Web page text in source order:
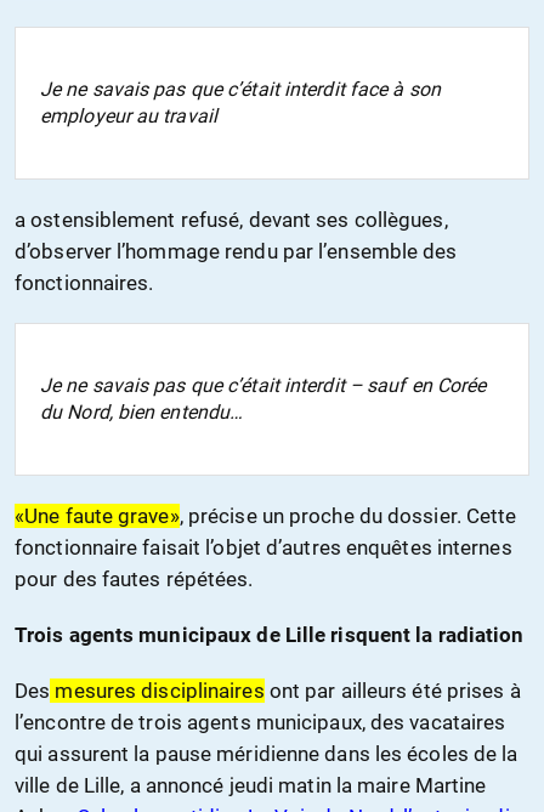
Je ne savais pas que c’était interdit face à son
employeur au travail
a ostensiblement refusé, devant ses collègues,
d’observer l’hommage rendu par l’ensemble des
fonctionnaires.
Je ne savais pas que c’était interdit – sauf en Corée
du Nord, bien entendu…
«Une faute grave», précise un proche du dossier. Cette
fonctionnaire faisait l’objet d’autres enquêtes internes
pour des fautes répétées.
Trois agents municipaux de Lille risquent la radiation
Des mesures disciplinaires ont par ailleurs été prises à
l’encontre de trois agents municipaux, des vacataires
qui assurent la pause méridienne dans les écoles de la
ville de Lille, a annoncé jeudi matin la maire Martine